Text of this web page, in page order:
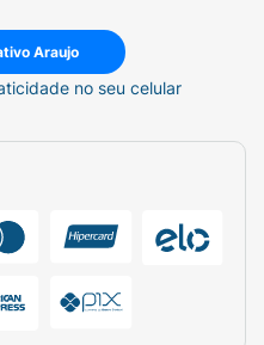
Araujo
no seu celular